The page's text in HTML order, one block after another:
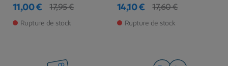
Prix
11,00 €
Prix de base
17,95 €
Rupture de stock
Prix
14,10 €
Prix de base
17,60 €
Rupture de stock